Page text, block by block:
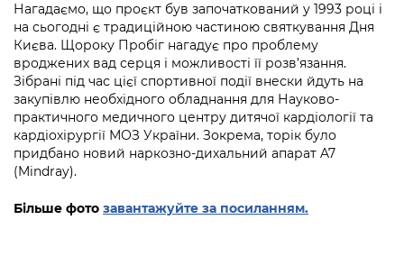
Нагадаємо, що проєкт був започаткований у 1993 році і
на сьогодні є традиційною частиною святкування Дня
Києва. Щороку Пробіг нагадує про проблему
вроджених вад серця і можливості її розв’язання.
Зібрані під час цієї спортивної події внески йдуть на
закупівлю необхідного обладнання для Науково-
практичного медичного центру дитячої кардіології та
кардіохірургії МОЗ України. Зокрема, торік було
придбано новий наркозно-дихальний апарат A7
(Mindray).
Більше фото завантажуйте за посиланням.